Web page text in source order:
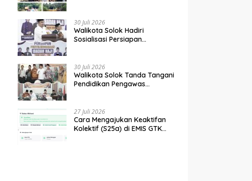
Simpang Tabek Menuju
Supayang
30 Juli 2026
Walikota Solok Hadiri
Sosialisasi Persiapan
30 Juli 2026
Walikota Solok Tanda Tangani
Pendidikan Pengawas
27 Juli 2026
Cara Mengajukan Keaktifan
Kolektif (S25a) di EMIS GTK